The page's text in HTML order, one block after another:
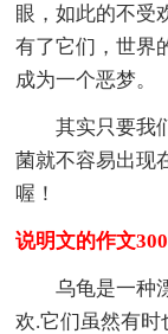
眼，如此的不受
有了它们，世界
成为一个恶梦。
其实只要我们
菌就不容易出现
喔！
说明文的作文
乌龟是一种漂
欢.它们虽然有时